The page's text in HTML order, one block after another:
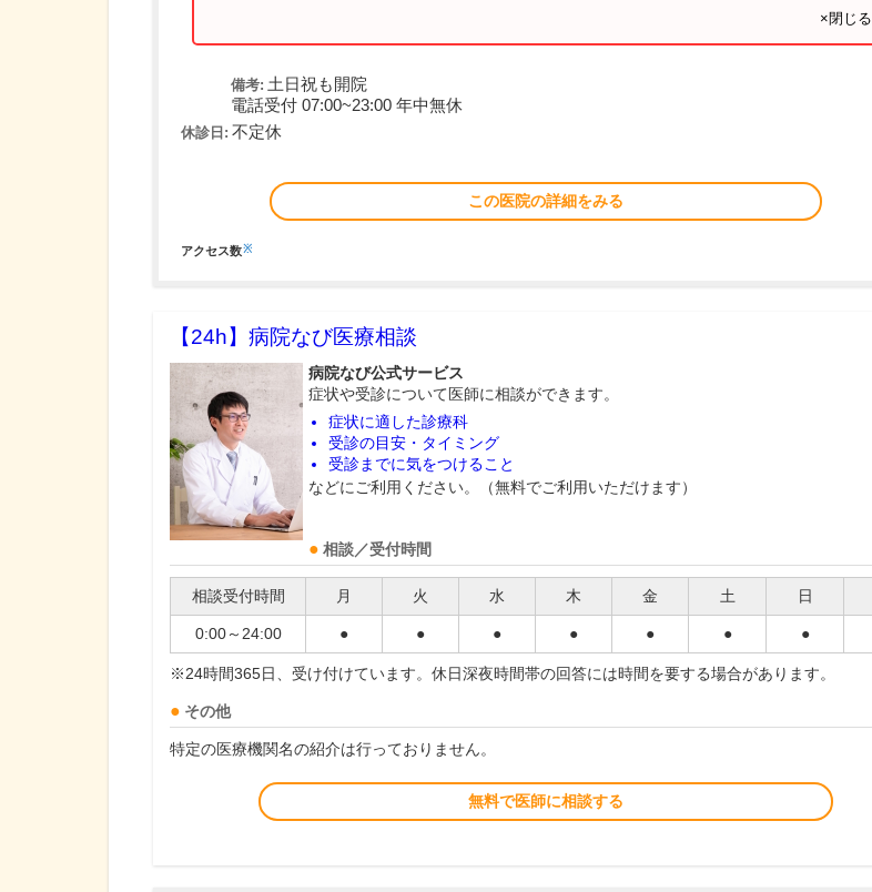
×閉じる
備考: 土日祝も開院
電話受付 07:00~23:00 年中無休
休診日: 不定休
この医院の詳細をみる
アクセス数※
【24h】 病院なび医療相談
病院なび公式サービス
症状や受診について医師に相談ができます。
症状に適した診療科
受診の目安・タイミング
受診までに気をつけること
などにご利用ください。（無料でご利用いただけます）
相談／受付時間
相談受付時間 月 火 水 木 金 土 日
0:00～24:00 ● ● ● ● ● ● ●
※24時間365日、受け付けています。休日深夜時間帯の回答には時間を要する場合があります。
その他
特定の医療機関名の紹介は行っておりません。
無料で医師に相談する